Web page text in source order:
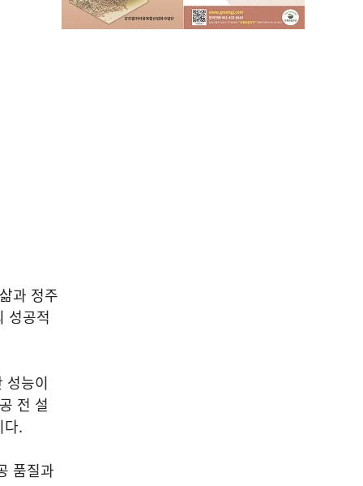
과 정주
성공적
성능이
전 설
다.
품질과